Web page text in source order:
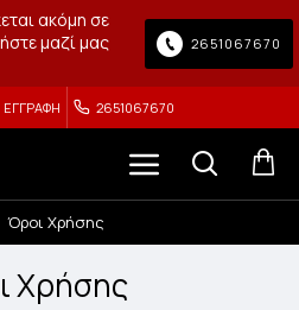
ακόμη σε
μαζί μας
2651067670
ΕΓΓΡΑΦΉ 2651067670
Όροι Χρήσης
Χρήσης